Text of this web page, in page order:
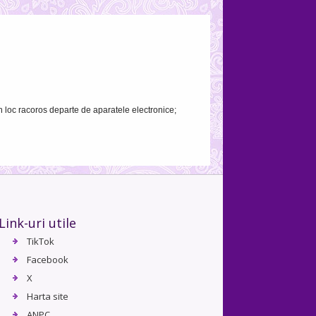
racoros departe de aparatele electronice;
Link-uri utile
TikTok
Facebook
X
Harta site